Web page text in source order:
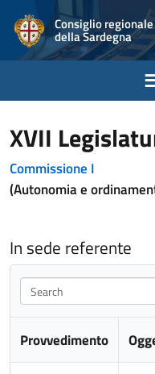
Consiglio regionale
della Sardegna
XVII
Commissione I
(Autonomia e
In sede referente
Search
Provvedimento